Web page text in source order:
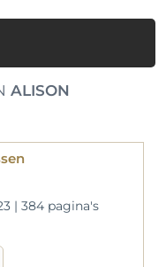
ALISON
| 384 pagina's